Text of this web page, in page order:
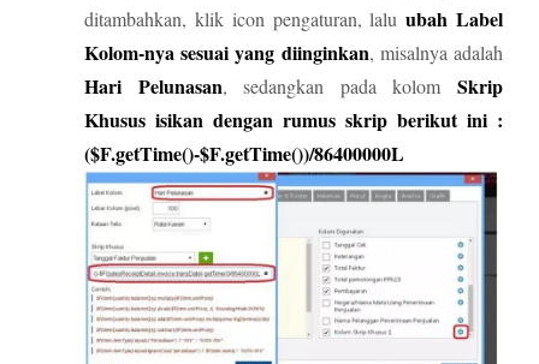
ditambahkan, klik icon pengaturan, laluubah Label
Kolom-nya sesuai yang diinginkan, misalnya adalah
Hari Pelunasan, sedangkan pada kolomSkrip
Khusus isikan dengan rumus skrip berikut ini :
($F.getTime()-$F.getTime())/86400000L